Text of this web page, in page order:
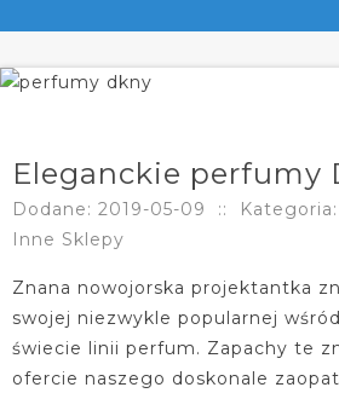
Eleganckie perfumy
Dodane: 2019-05-09 ::
Inne Sklepy
Znana nowojorska projektantka
swojej niezwykle popularnej
świecie linii perfum. Zapachy te
ofercie naszego doskonale